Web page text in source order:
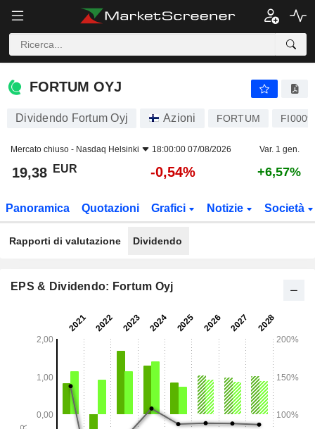
FORTUM OYJ
FORTUM OYJ
Dividendo Fortum Oyj Azioni FORTUM
Mercato chiuso - Nasdaq Helsinki 18:00:00 07/08/2026 Var. 1 gen.
19,38 EUR -0,54% +6,57%
Panoramica Quotazioni Grafici Notizie Società
Rapporti di valutazione Dividendo
EPS & Dividendo: Fortum Oyj